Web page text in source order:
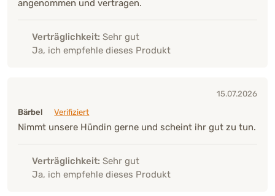
angenommen und vertragen.
Verträglichkeit: Sehr gut
Ja, ich empfehle dieses Produkt
15.07.2026
Bärbel
Verifiziert
Nimmt unsere Hündin gerne und scheint ihr gut zu tun.
Verträglichkeit: Sehr gut
Ja, ich empfehle dieses Produkt